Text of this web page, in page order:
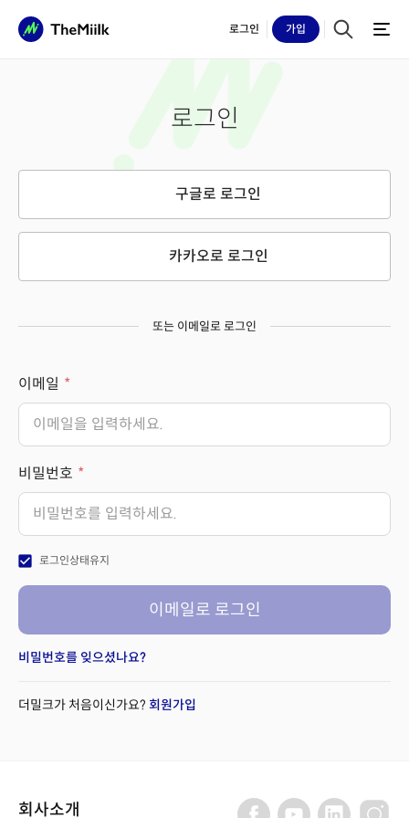
로그인 가입
로그인
구글로 로그인
카카오로 로그인
또는 이메일로 로그인
이메일
비밀번호
check_box 로그인상태유지
이메일로 로그인
비밀번호를 잊으셨나요?
더밀크가 처음이신가요? 회원가입
회사소개